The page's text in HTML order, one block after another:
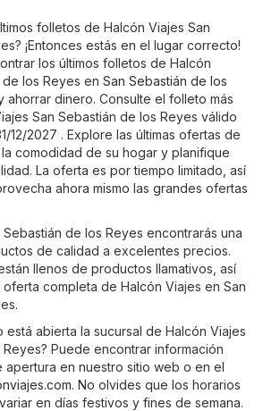
folletos de Halcón Viajes San
¡Entonces estás en el lugar correcto!
los últimos folletos de Halcón
los Reyes en San Sebastián de los
ahorrar dinero. Consulte el folleto más
San Sebastián de los Reyes válido
12/2027 . Explore las últimas ofertas de
comodidad de su hogar y planifique
La oferta es por tiempo limitado, así
ahora mismo las grandes ofertas
Sebastián de los Reyes encontrarás una
de calidad a excelentes precios.
llenos de productos llamativos, así
completa de Halcón Viajes en San
está abierta la sucursal de Halcón Viajes
Puede encontrar información
apertura en nuestro sitio web o en el
. No olvides que los horarios
en días festivos y fines de semana.